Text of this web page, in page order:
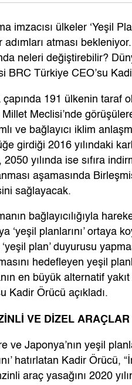
imzacısı ülkeler ‘Yeşil
adımları atması
neleri değiştirebilir?
BRC Türkiye CEO’su
çapında 191 ülkenin taraf
Millet Meclisi’nde
ve bağlayıcı iklim
girdiği 2016 yılındaki
2050 yılında ise sıfıra
aşamasında
sağlayacak.
bağlayıcılığıyla
‘yeşil planlarını’ ortaya
plan’ duyurusu
hedefleyen yeşil
en büyük alternatif
Kadir Örücü açıkladı.
VE DİZEL
ve Japonya’nın yeşil
hatırlatan Kadir Örücü,
araç yasağını 2020